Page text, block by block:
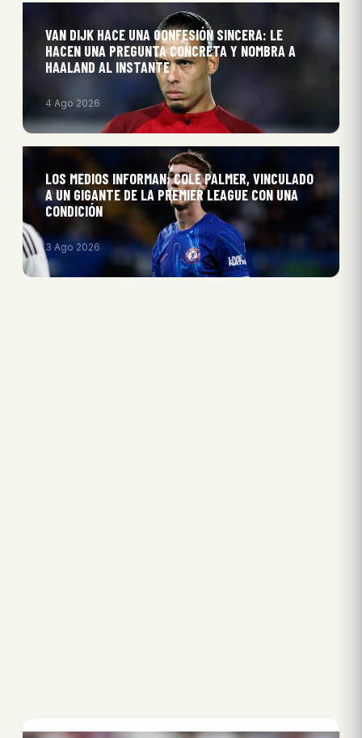
VAN DIJK HACE UNA CONFESIÓN SINCERA: LE
HACEN UNA PREGUNTA CONCRETA Y NOMBRA A
HAALAND AL INSTANTE
4 Ago 2026
LOS MEDIOS INFORMAN: COLE PALMER, VINCULADO
A UN GIGANTE DE LA PREMIER LEAGUE CON UNA
CONDICIÓN
3 Ago 2026